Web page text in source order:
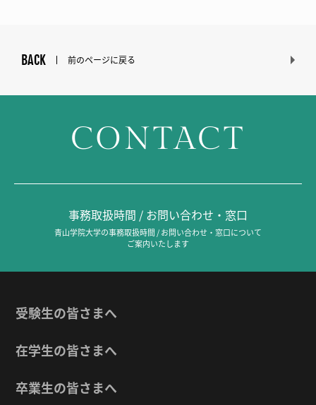
BACK 前のページに戻る
CONTACT
事務取扱時間 / お問い合わせ・窓口
青山学院大学の事務取扱時間 / お問い合わせ・窓口について
ご案内いたします
受験生の皆さまへ
在学生の皆さまへ
卒業生の皆さまへ